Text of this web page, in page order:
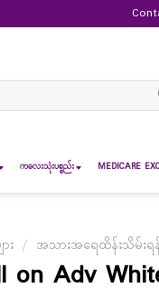
ကလေးသုံးပစ္စည်း MEDICARE
း / အသားအရေထိန်းသိမ်းရန်
on Adv